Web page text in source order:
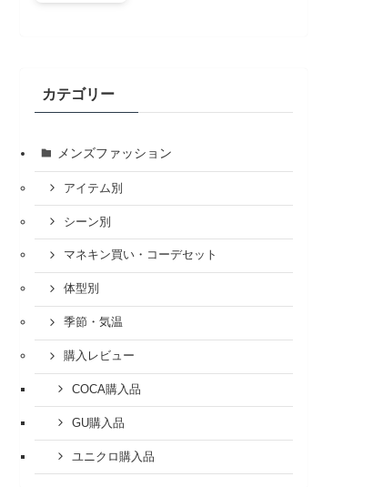
カテゴリー
メンズファッション
アイテム別
シーン別
マネキン買い・コーデセット
体型別
季節・気温
購入レビュー
COCA購入品
GU購入品
ユニクロ購入品